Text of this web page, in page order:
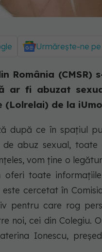
Urmărește-ne
România (CMSR)
ar fi abuzat
de la
după ce în spațiul
abuz sexual,
vom ține o
toate
cercetat în
pentru care rog
noi, cei din Colegiu.
Ionescu,